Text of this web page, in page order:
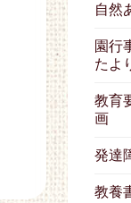
自然
園行
たよ
教育
画
発達
教養